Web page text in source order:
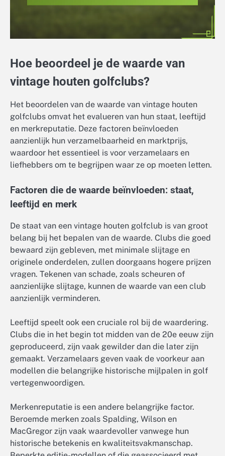
Hoe beoordeel je de waarde van
vintage houten golfclubs?
Het beoordelen van de waarde van vintage houten
golfclubs omvat het evalueren van hun staat, leeftijd
en merkreputatie. Deze factoren beïnvloeden
aanzienlijk hun verzamelbaarheid en marktprijs,
waardoor het essentieel is voor verzamelaars en
liefhebbers om te begrijpen waar ze op moeten letten.
Factoren die de waarde beïnvloeden: staat,
leeftijd en merk
De staat van een vintage houten golfclub is van groot
belang bij het bepalen van de waarde. Clubs die goed
bewaard zijn gebleven, met minimale slijtage en
originele onderdelen, zullen doorgaans hogere prijzen
vragen. Tekenen van schade, zoals scheuren of
aanzienlijke slijtage, kunnen de waarde van een club
aanzienlijk verminderen.
Leeftijd speelt ook een cruciale rol bij de waardering.
Clubs die in het begin tot midden van de 20e eeuw zijn
geproduceerd, zijn vaak gewilder dan die later zijn
gemaakt. Verzamelaars geven vaak de voorkeur aan
modellen die belangrijke historische mijlpalen in golf
vertegenwoordigen.
Merkenreputatie is een andere belangrijke factor.
Beroemde merken zoals Spalding, Wilson en
MacGregor zijn vaak waardevoller vanwege hun
historische betekenis en kwaliteitsvakmanschap.